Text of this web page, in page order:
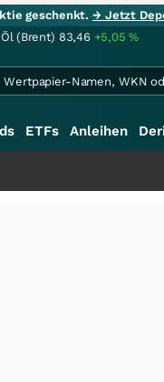
geschenkt.→ Jetzt
Öl (Brent) 83,46 +5,05%
ETFs Anleihen